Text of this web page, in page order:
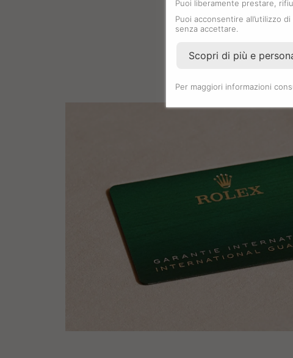
Puoi liberamente prestare,
Puoi acconsentire all’utilizzo
senza accettare.
Scopri di più e
Per maggiori informazioni